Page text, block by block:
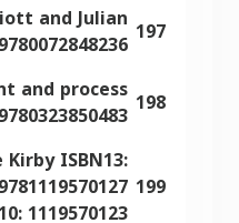
197
and Julian
198
and process
199
ISBN13:
9781119570127
1119570123